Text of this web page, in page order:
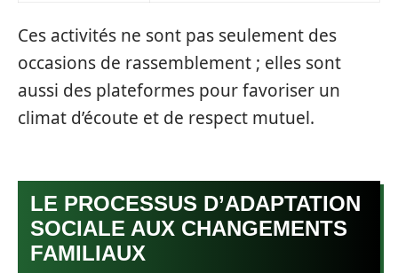
Ces activités ne sont pas seulement des
occasions de rassemblement ; elles sont
aussi des plateformes pour favoriser un
climat d’écoute et de respect mutuel.
LE PROCESSUS D’ADAPTATION
SOCIALE AUX CHANGEMENTS
FAMILIAUX